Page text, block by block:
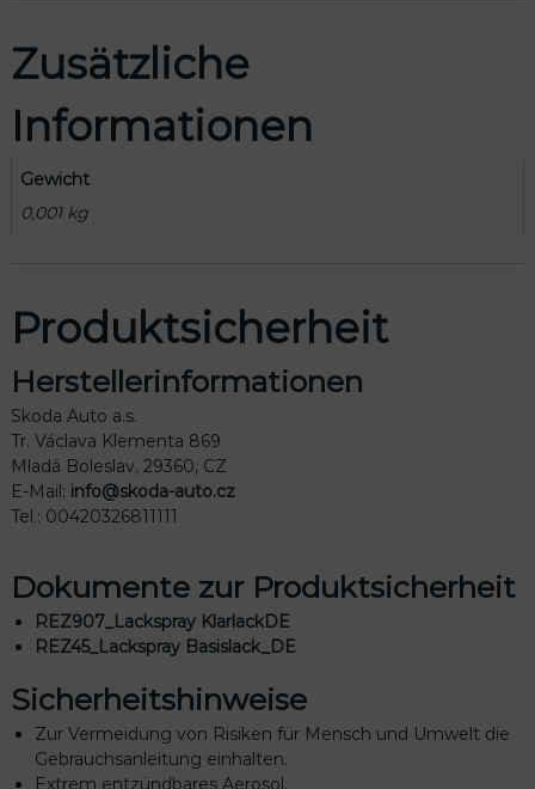
Zusätzliche
Informationen
Gewicht
0,001 kg
Produktsicherheit
Herstellerinformationen
Skoda Auto a.s.
Tr. Václava Klementa 869
Mladá Boleslav, 29360, CZ
E-Mail: info@skoda-auto.cz
Tel.: 00420326811111
Dokumente zur Produktsicherheit
REZ907_Lackspray KlarlackDE
REZ45_Lackspray Basislack_DE
Sicherheitshinweise
Zur Vermeidung von Risiken für Mensch und Umwelt die
Gebrauchsanleitung einhalten.
Extrem entzündbares Aerosol.